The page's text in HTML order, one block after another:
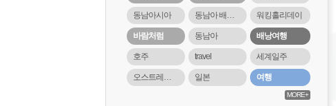
동남아시아 동남아 배낭여행 워킹홀리데이
바람처럼 동남아 배낭여행
호주 travel 세계일주
오스트레일리아 일본 여행
MORE+